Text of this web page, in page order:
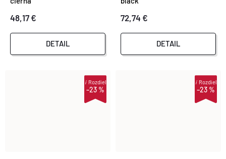
48,17 €
DETAIL
72,74 €
DETAIL
–23 %
iRozdiel
–23 %
iRozdiel